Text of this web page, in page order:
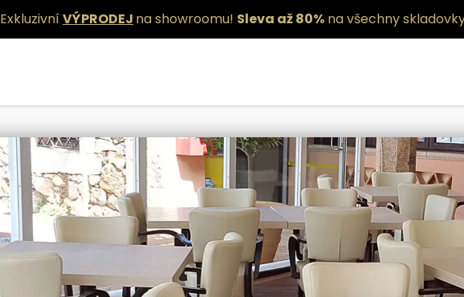
ExkluzivníVÝPRODEJ na showroomu! Sleva až 80% na všechny